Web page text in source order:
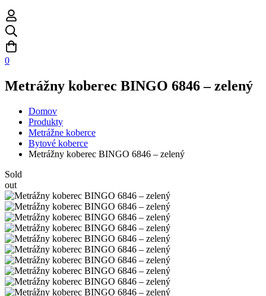
0
Metrážny koberec BINGO 6846 – zelený
Domov
Produkty
Metrážne koberce
Bytové koberce
Metrážny koberec BINGO 6846 – zelený
Sold
out